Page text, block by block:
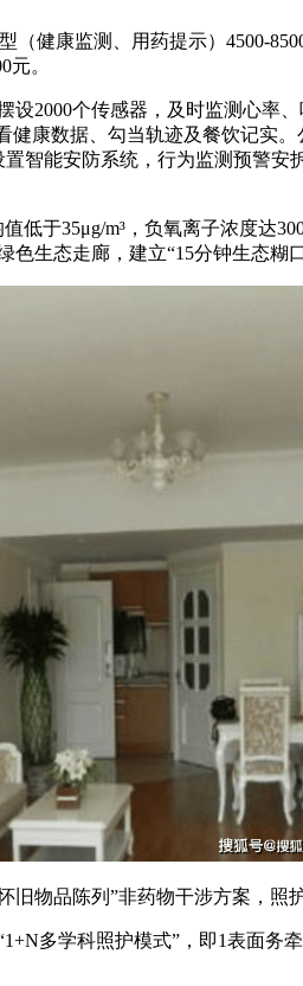
康监测、用药提示）4500-8500
元。
个传感器，及时监测心率、
健康数据、勾当轨迹及餐饮记实
智能安防系统，行为监测预警
于35μg/m³，负氧离子浓度达
生态走廊，建立“15分钟生态糊
品陈列”非药物干涉方案，照
多学科照护模式”，即1表面务